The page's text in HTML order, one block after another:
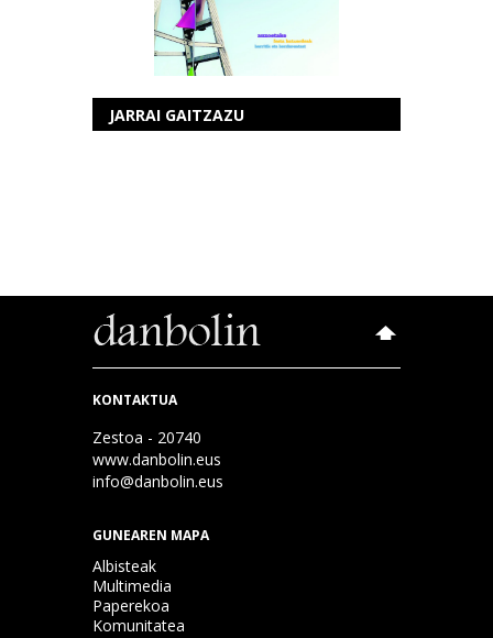
JARRAI GAITZAZU
KONTAKTUA
Zestoa - 20740
www.danbolin.eus
info@danbolin.eus
GUNEAREN MAPA
Albisteak
Multimedia
Paperekoa
Komunitatea